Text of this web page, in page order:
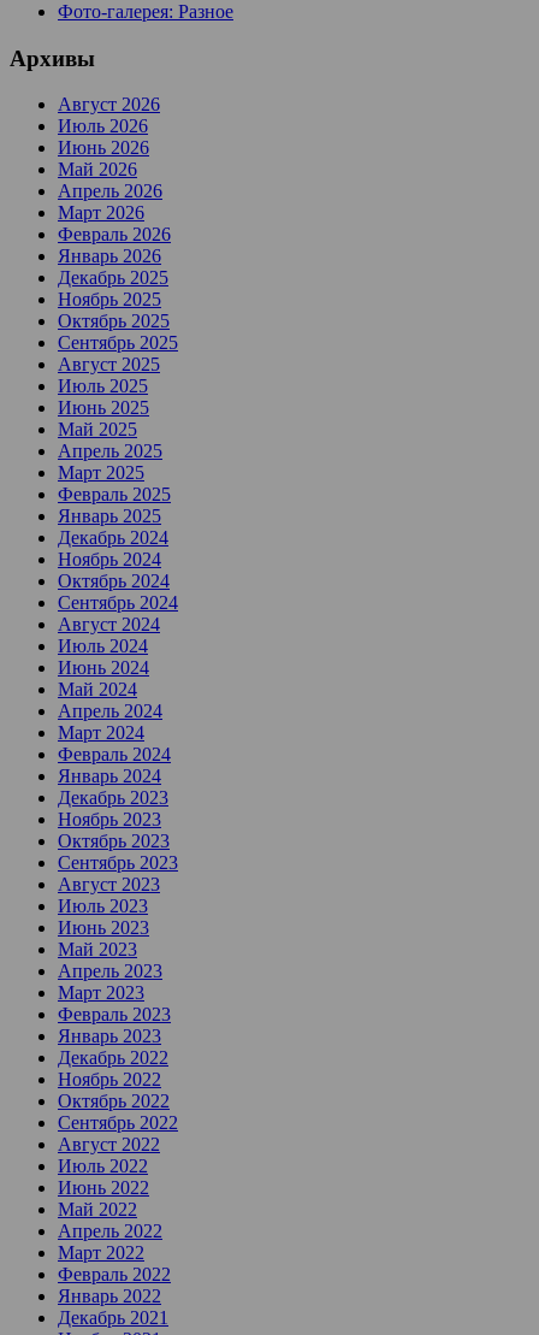
Фото-галерея: Разное
Архивы
Август 2026
Июль 2026
Июнь 2026
Май 2026
Апрель 2026
Март 2026
Февраль 2026
Январь 2026
Декабрь 2025
Ноябрь 2025
Октябрь 2025
Сентябрь 2025
Август 2025
Июль 2025
Июнь 2025
Май 2025
Апрель 2025
Март 2025
Февраль 2025
Январь 2025
Декабрь 2024
Ноябрь 2024
Октябрь 2024
Сентябрь 2024
Август 2024
Июль 2024
Июнь 2024
Май 2024
Апрель 2024
Март 2024
Февраль 2024
Январь 2024
Декабрь 2023
Ноябрь 2023
Октябрь 2023
Сентябрь 2023
Август 2023
Июль 2023
Июнь 2023
Май 2023
Апрель 2023
Март 2023
Февраль 2023
Январь 2023
Декабрь 2022
Ноябрь 2022
Октябрь 2022
Сентябрь 2022
Август 2022
Июль 2022
Июнь 2022
Май 2022
Апрель 2022
Март 2022
Февраль 2022
Январь 2022
Декабрь 2021